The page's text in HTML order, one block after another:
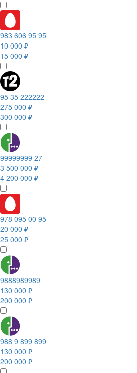
983 606 95 95
10 000 ₽
15 000 ₽
95 35 222222
275 000 ₽
300 000 ₽
99999999 27
3 500 000 ₽
4 200 000 ₽
978 095 00 95
20 000 ₽
25 000 ₽
9888989989
130 000 ₽
200 000 ₽
988 9 899 899
130 000 ₽
200 000 ₽